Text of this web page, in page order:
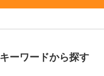
キーワードから探す